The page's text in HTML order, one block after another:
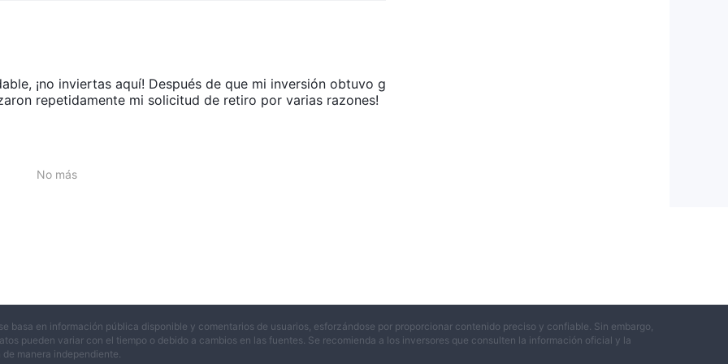
comercial integral tanto para operadores novatos como
satisfacer sus necesidades.
de mercado criptográfico, un filtro de mercado, análisis técnico, tasas
y más débiles para que los operadores identifiquen oportunidades
divisa. En general, las herramientas de mercado de BitProfit ofrecen a
ayudarlos a tomar decisiones comerciales informadas.
¡no inviertas aquí! Después de que mi inversión obtuvo g
repetidamente mi solicitud de retiro por varias razones!
No más
basa en información pública disponible y comentarios de usuarios, esforzándose por proporcionar contenido preciso y confiable. Sin embargo,
pueden variar con el tiempo o debido a cambios en las fuentes. Se recomienda a los inversores que consulten la información oficial y la
manera independiente.